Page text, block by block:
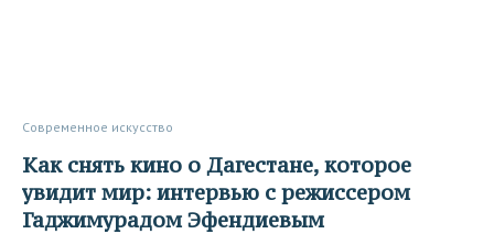
Современное искусство
Как снять кино о Дагестане, которое
увидит мир: интервью с режиссером
Гаджимурадом Эфендиевым